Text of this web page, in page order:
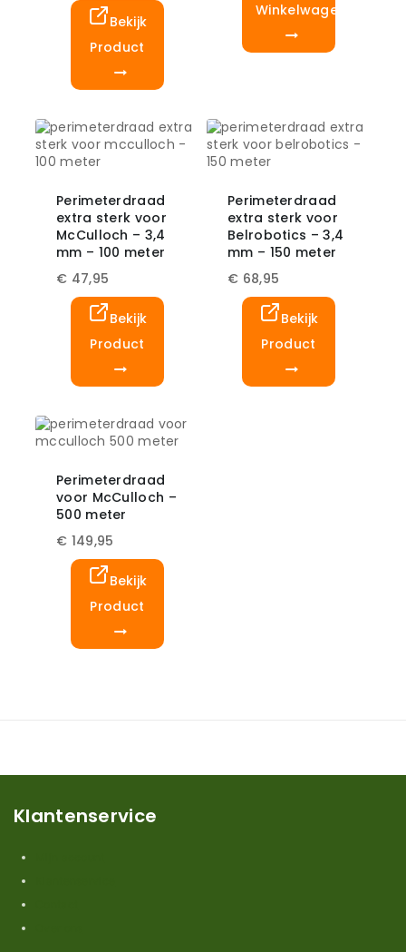
Bekijk
Product
Winkelwagen
Perimeterdraad
extra sterk voor
McCulloch – 3,4
mm – 100 meter
€ 47,95
Bekijk
Product
Perimeterdraad
extra sterk voor
Belrobotics – 3,4
mm – 150 meter
€ 68,95
Bekijk
Product
Perimeterdraad
voor McCulloch –
500 meter
€ 149,95
Bekijk
Product
Klantenservice